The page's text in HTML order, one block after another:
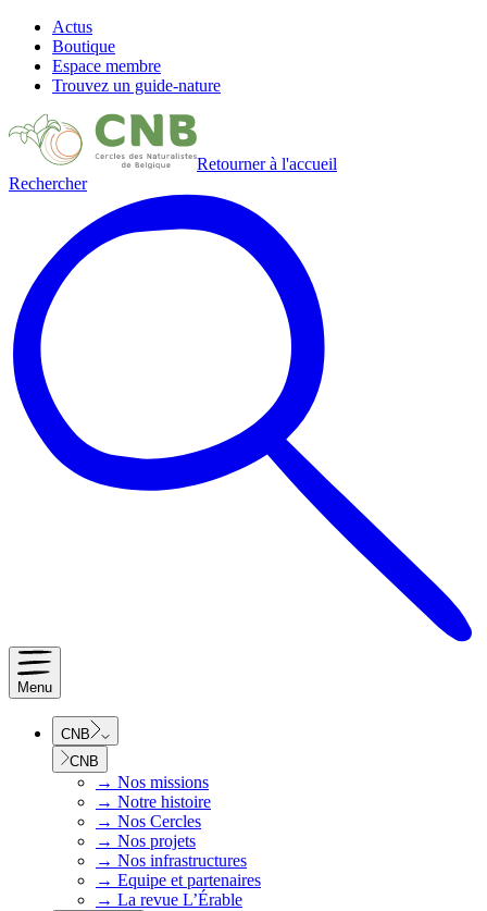
Actus
Boutique
Espace membre
Trouvez un guide-nature
Retourner à l'accueil
Rechercher
Menu
CNB
CNB
→ Nos missions
→ Notre histoire
→ Nos Cercles
→ Nos projets
→ Nos infrastructures
→ Equipe et partenaires
→ La revue L’Érable